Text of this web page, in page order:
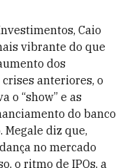
Caio
vibrante do que
dos
anteriores, o
o “show” e as
do banco
diz que,
no mercado
o ritmo de IPOs, a